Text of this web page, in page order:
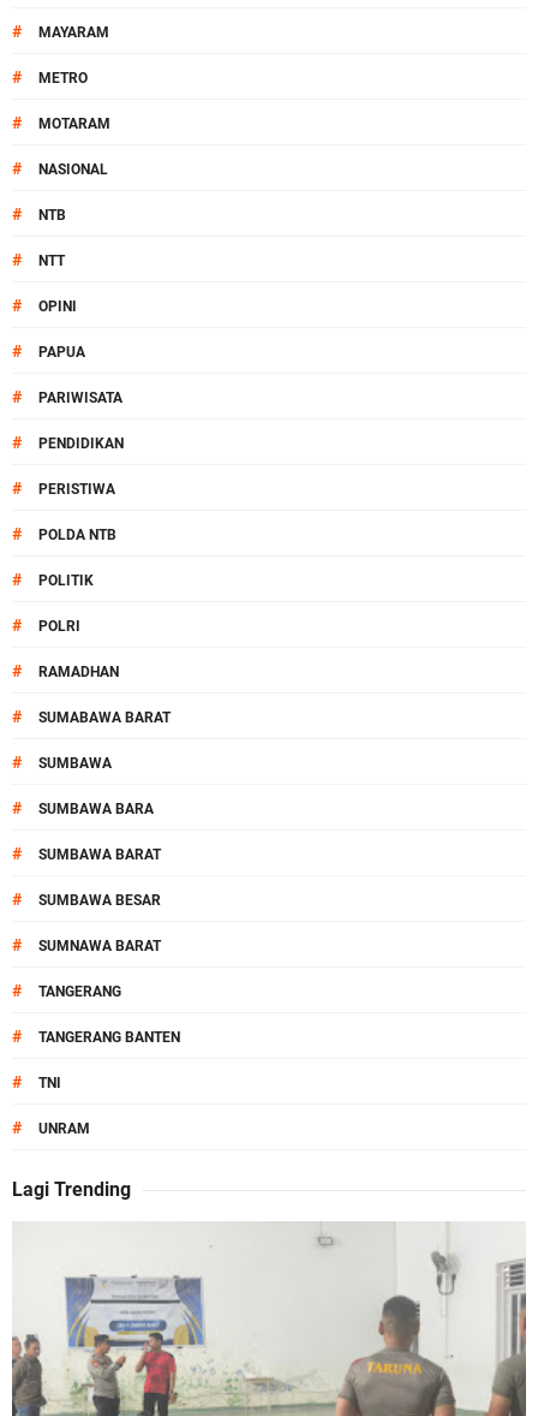
# MAYARAM
# METRO
# MOTARAM
# NASIONAL
# NTB
# NTT
# OPINI
# PAPUA
# PARIWISATA
# PENDIDIKAN
# PERISTIWA
# POLDA NTB
# POLITIK
# POLRI
# RAMADHAN
# SUMABAWA BARAT
# SUMBAWA
# SUMBAWA BARA
# SUMBAWA BARAT
# SUMBAWA BESAR
# SUMNAWA BARAT
# TANGERANG
# TANGERANG BANTEN
# TNI
# UNRAM
Lagi Trending